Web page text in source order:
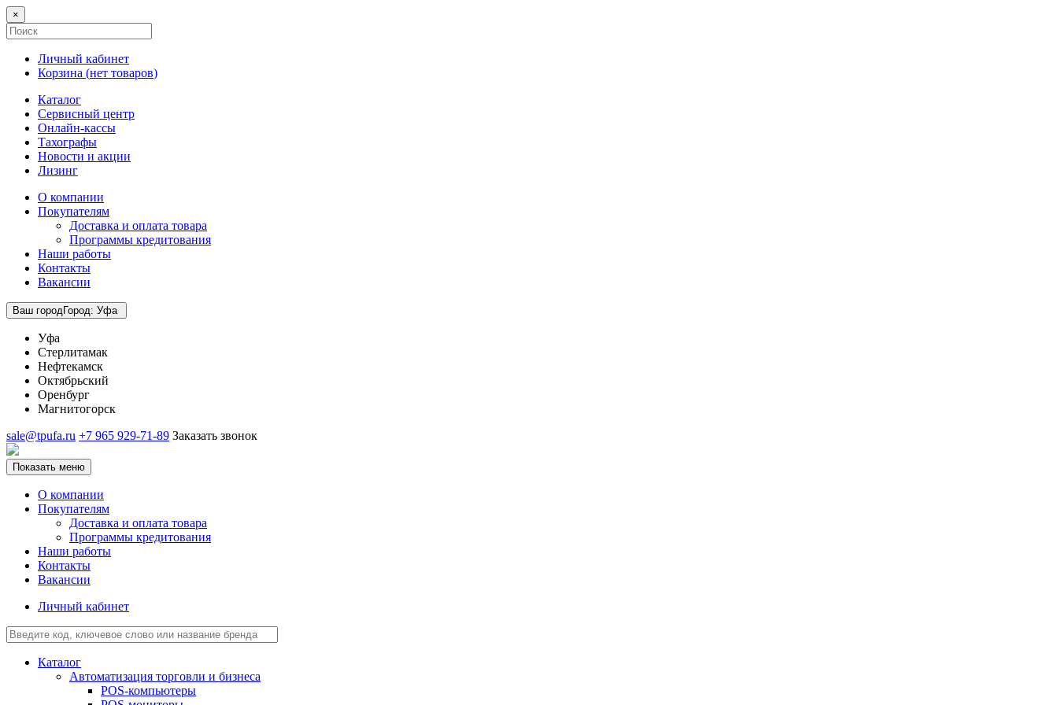
×
Личный кабинет
Корзина (нет товаров)
Каталог
Сервисный центр
Онлайн-кассы
Тахографы
Новости и акции
Лизинг
О компании
Покупателям
Доставка и оплата товара
Программы кредитования
Наши работы
Контакты
Вакансии
Ваш городГород: Уфа
Уфа
Стерлитамак
Нефтекамск
Октябрьский
Оренбург
Магнитогорск
sale@tpufa.ru +7 965 929-71-89 Заказать звонок
Показать меню
О компании
Покупателям
Доставка и оплата товара
Программы кредитования
Наши работы
Контакты
Вакансии
Личный кабинет
Каталог
Автоматизация торговли и бизнеса
POS-компьютеры